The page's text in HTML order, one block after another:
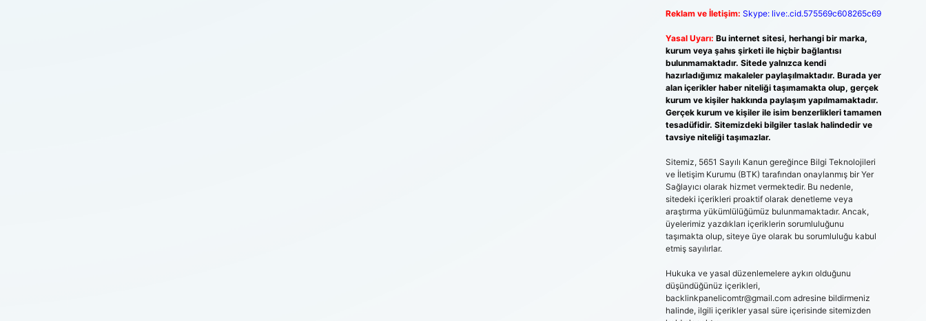
Reklam ve İletişim: Skype: live:.cid.575569c608265c69
Yasal Uyarı: Bu internet sitesi, herhangi bir marka,
kurum veya şahıs şirketi ile hiçbir bağlantısı
bulunmamaktadır. Sitede yalnızca kendi
hazırladığımız makaleler paylaşılmaktadır. Burada yer
alan içerikler haber niteliği taşımamakta olup, gerçek
kurum ve kişiler hakkında paylaşım yapılmamaktadır.
Gerçek kurum ve kişiler ile isim benzerlikleri tamamen
tesadüfidir. Sitemizdeki bilgiler taslak halindedir ve
tavsiye niteliği taşımazlar.
Sitemiz, 5651 Sayılı Kanun gereğince Bilgi Teknolojileri
ve İletişim Kurumu (BTK) tarafından onaylanmış bir Yer
Sağlayıcı olarak hizmet vermektedir. Bu nedenle,
sitedeki içerikleri proaktif olarak denetleme veya
araştırma yükümlülüğümüz bulunmamaktadır. Ancak,
üyelerimiz yazdıkları içeriklerin sorumluluğunu
taşımakta olup, siteye üye olarak bu sorumluluğu kabul
etmiş sayılırlar.
Hukuka ve yasal düzenlemelere aykırı olduğunu
düşündüğünüz içerikleri,
backlinkpanelicomtr@gmail.comadresine bildirmeniz
halinde, ilgili içerikler yasal süre içerisinde sitemizden